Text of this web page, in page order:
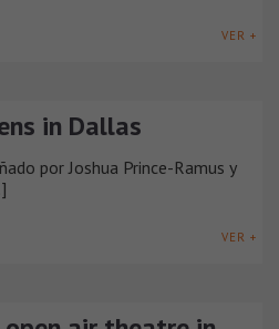
VER +
in Dallas
por Joshua Prince-Ramus y
VER +